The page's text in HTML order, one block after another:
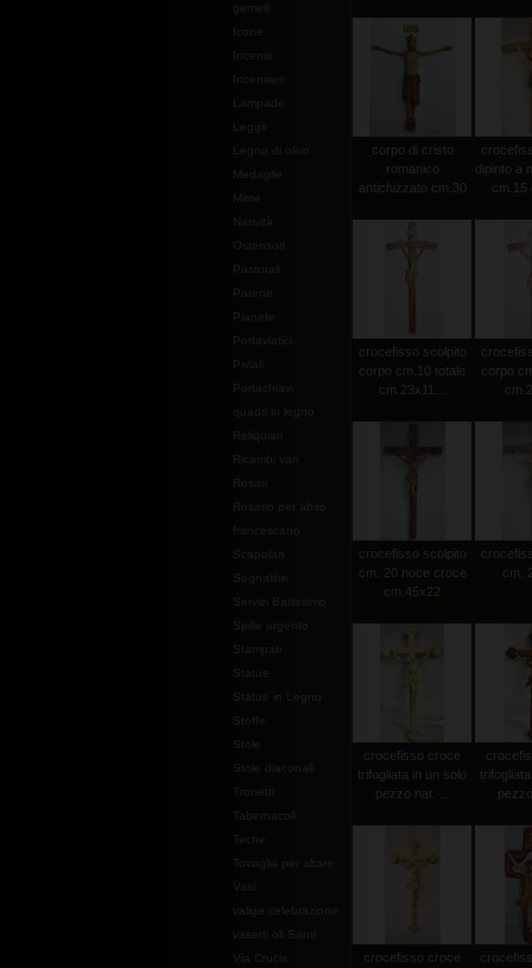
gemelli
Leggii
Legno di olivo
Medaglie
Mitrie
Natività
Ostensori
Pastorali
Patene
Pianete
Portaviatici
Piviali
Portachiavi
quadri in legno
Reliquiari
Ricambi vari
Rosari
Rosario per abito
francescano
Scapolari
Segnalibri
Servizi Battesimo
Spille argento
Stampati
Statue
Statue in Legno
Stoffe
Stole
Stole diaconali
Tabernacoli
valige celebrazione
corpo di cristo
romanico
antichizzato cm.30
dipinto a
cm.15
crocefisso scolpito
corpo cm.10 totale
cm.23x11...
corpo
crocefisso scolpito
cm. 20 noce croce
cm.45x22
cm.
crocefisso croce
trifogliata in un solo
pezzo nat. ...
crocefisso croce